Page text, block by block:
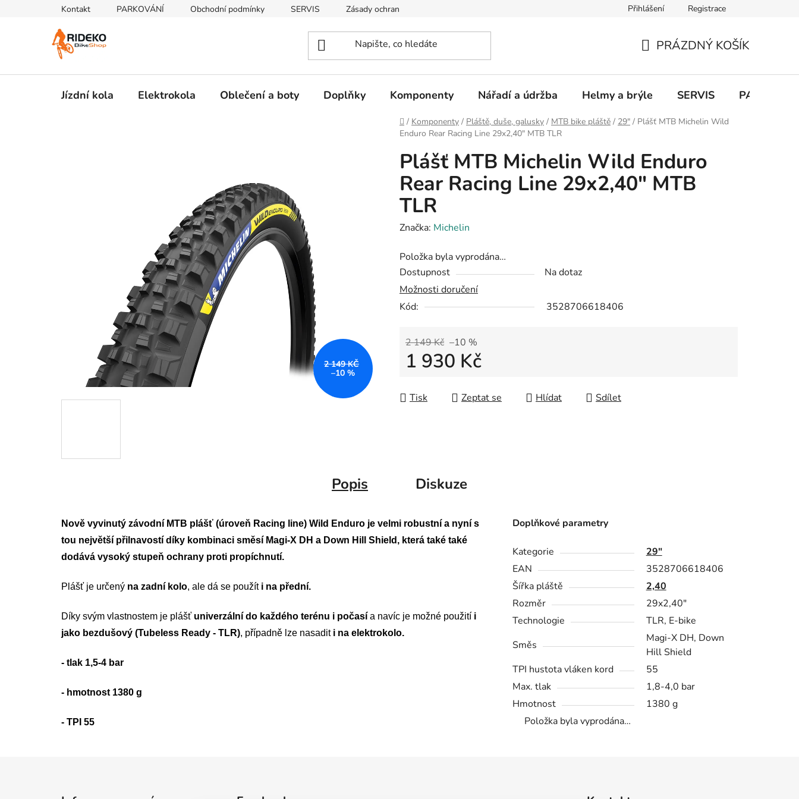
Kontakt PARKOVÁNÍ Obchodní podmínky SERVIS Zásady ochrany osobních údajů Přihlášení Registrace
KOŠÍK
PRÁZDNÝ KOŠÍK
Jízdní kola Elektrokola Oblečení a boty Doplňky Komponenty Nářadí a údržba Helmy a brýle SERVIS
Domů
/ Komponenty / Pláště, duše, galusky / MTB bike pláště / 29" / Plášť MTB Michelin Wild
Enduro Rear Racing Line 29x2,40" MTB TLR
Plášť MTB Michelin Wild Enduro
Rear Racing Line 29x2,40" MTB
TLR
Značka: Michelin
Položka byla vyprodána…
Dostupnost
Na dotaz
Možnosti doručení
Kód:
3528706618406
2 149 Kč –10 %
1 930 Kč
Tisk
Zeptat se Hlídat Sdílet
2 149 KČ
–10 %
Popis Diskuze
Nově vyvinutý závodní MTB plášť (úroveň Racing line) Wild Enduro je velmi robustní a nyní s
tou největší přilnavostí díky kombinaci směsí Magi-X DH a Down Hill Shield, která také také
dodává vysoký stupeň ochrany proti propíchnutí.
Plášť je určený na zadní kolo, ale dá se použíti na přední.
Díky svým vlastnostem je plášť univerzální do každého terénu i počasí a navíc je možné použití i
jako bezdušový (Tubeless Ready - TLR), případně lze nasaditi na elektrokolo.
- tlak 1,5-4 bar
- hmotnost 1380 g
- TPI 55
Doplňkové parametry
Kategorie
29"
EAN
3528706618406
Šířka pláště
2,40
Rozměr
29x2,40"
Technologie
TLR, E-bike
Směs
Magi-X DH, Down
Hill Shield
TPI hustota vláken kord
55
Max. tlak
1,8-4,0 bar
Hmotnost
1380 g
Položka byla vyprodána…